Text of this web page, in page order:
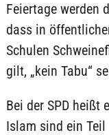
Feiertage werden
dass in
Schulen
gilt, „kein Tabu“
Bei der SPD heißt
Islam sind ein Teil